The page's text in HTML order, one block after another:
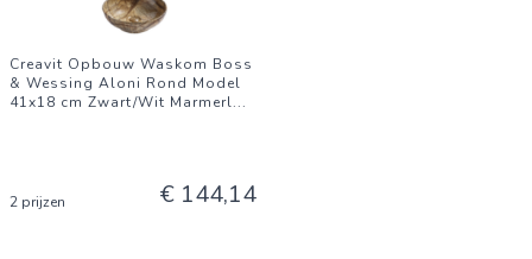
Creavit Opbouw Waskom Boss
& Wessing Aloni Rond Model
41x18 cm Zwart/Wit Marmerl...
2 prijzen € 144,14